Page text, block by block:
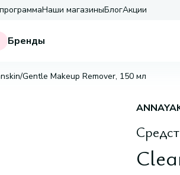
Наши магазиныБлогАкции
Бренды
Gentle Makeup Remover, 150 мл